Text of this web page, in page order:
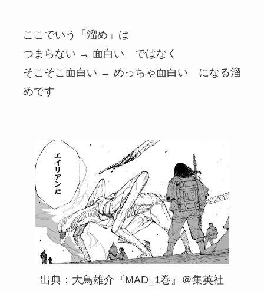
ここでいう「溜め」は
つまらない → 面白い ではなく
そこそこ面白い → めっちゃ面白い になる溜
めです
出典：大鳥雄介『MAD_1巻』＠集英社